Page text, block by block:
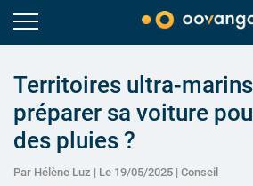
Territoires ultra-
préparer sa voiture
des pluies ?
Par Hélène Luz | Le 19/05/2025 | Conseil